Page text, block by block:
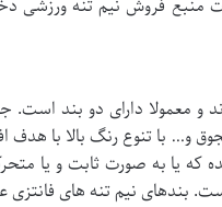
منبع فروش نیم تنه
دارای دو بند است.
و… با تنوع رنگ بالا با
یا به صورت ثابت و یا
نیم تنه های فانتزی